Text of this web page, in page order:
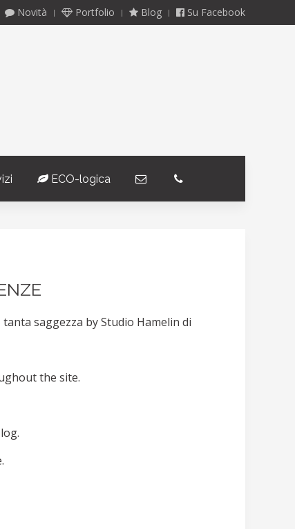
Novità Portfolio Blog Su Facebook
ECO-logica
saggezza by Studio Hamelin di
the site.